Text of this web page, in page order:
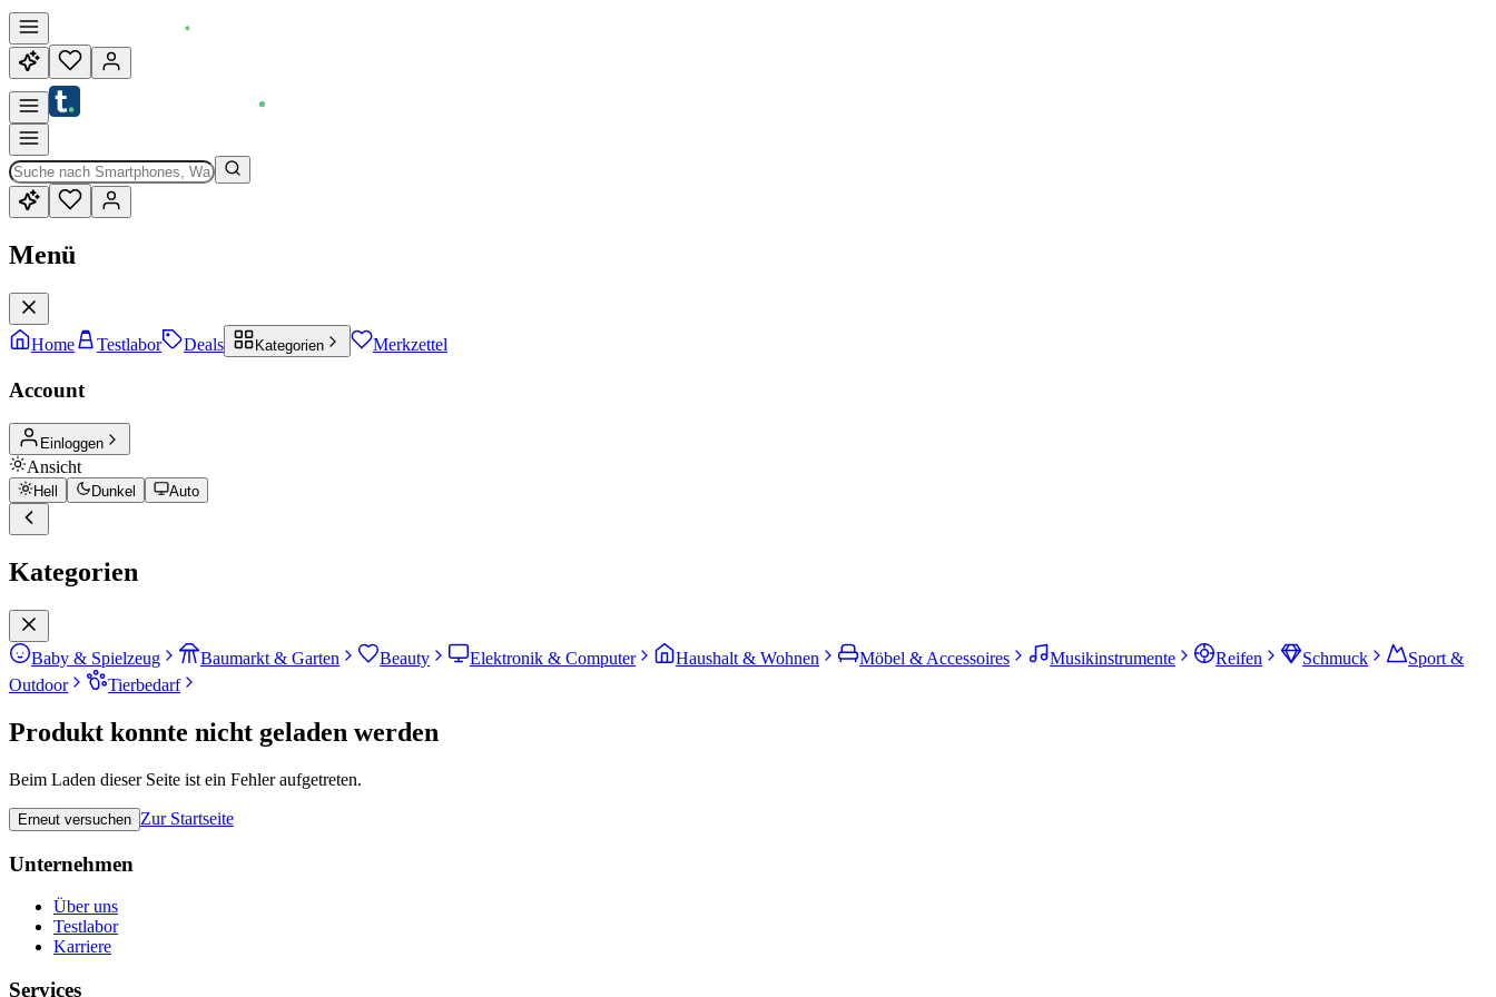
Menü
Home Testlabor Deals Kategorien Merkzettel
Account
Einloggen
Ansicht
Hell Dunkel Auto
Kategorien
Baby & Spielzeug Baumarkt & Garten Beauty Elektronik & Computer Haushalt & Wohnen Möbel & Accessoires Musikinstrumente Reifen Schmuck
Sport &
Outdoor
Tierbedarf
Produkt konnte nicht geladen werden
Beim Laden dieser Seite ist ein Fehler aufgetreten.
Erneut versuchen Zur Startseite
Unternehmen
Über uns
Testlabor
Karriere
Services